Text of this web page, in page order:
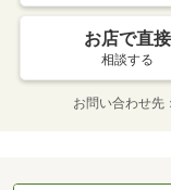
お店で直接
相談する
お問い合わせ先